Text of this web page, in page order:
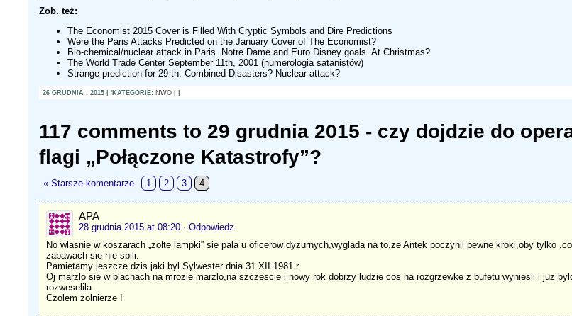
Zob. też:
The Economist 2015 Cover is Filled With Cryptic Symbols and Dire Predictions
Were the Paris Attacks Predicted on the January Cover of The Economist?
Bio-chemical/nuclear attack in Paris. Notre Dame and Euro Disney goals. At Christmas?
The World Trade Center September 11th, 2001 (numerologia satanistów)
Strange prediction for 29-th. Combined Disasters? Nuclear attack?
26 GRUDNIA , 2015 | 'KATEGORIE:NWO | |
117 comments to 29 grudnia 2015 - czy dojdzie do
flagi „Połączone Katastrofy”?
« Starsze komentarze 1 2 3 4
APA
28 grudnia 2015 at 08:20 · Odpowiedz
No wlasnie w koszarach „zolte lampki” sie pala u oficerow dyzurnych,wyglada na to,ze Antek poczynil pewne kroki,oby tylko
zabawach sie nie spili.
Pamietamy jeszcze dzis jaki byl Sylwester dnia 31.XII.1981 r.
Oj marzlo sie w blachach na mrozie marzlo,na szczescie i nowy rok dobrzy ludzie cos na rozgrzewke z bufetu wyniesli i juz
rozweselila.
Czolem zolnierze !